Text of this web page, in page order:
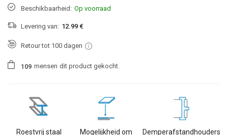
Beschikbaarheid: Op voorraad
Levering van: 12.99 €
Retour tot 100 dagen
1 09 mensen dit product gekocht.
Roestvrij staal
Mogelijkheid om
Demperafstandhouders